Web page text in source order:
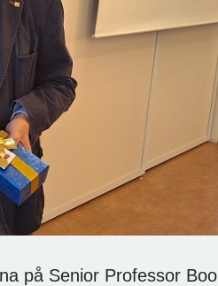
på Senior Professor Boo